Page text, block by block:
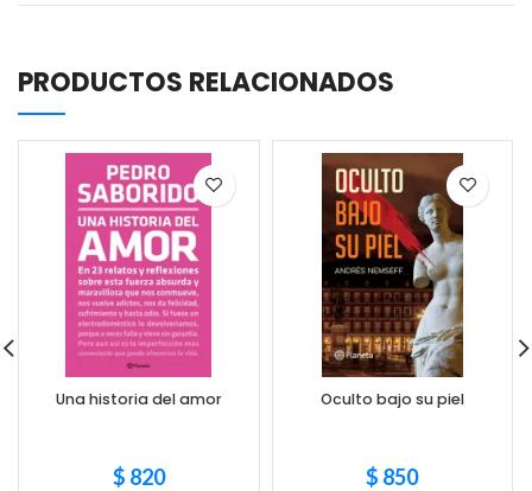
PRODUCTOS RELACIONADOS
Una historia del amor
$ 820
Oculto bajo su piel
$ 850